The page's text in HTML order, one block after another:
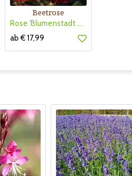
Beetrose
Rose 'Blumenstadt Tulln'
ab € 17,99